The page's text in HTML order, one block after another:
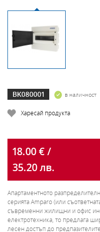
BK080001 в наличност
Харесай продукта
18.00 € /
35.20 лв.
Апартаментното
серията Amparo (или
съвременни жилищни и офис
електротехника, то предлага
лесен достъп до предпазителите.